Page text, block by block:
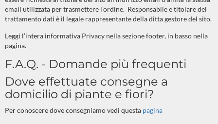
email utilizzata per trasmettere l’ordine. Responsabile e titolare del
trattamento dati è il legale rappresentante della ditta gestore del sito.
Leggi l’intera informativa Privacy nella sezione footer, in basso nella
pagina.
F.A.Q. - Domande più frequenti
Dove effettuate consegne a
domicilio di piante e fiori?
Per conoscere dove consegniamo vedi questa pagina